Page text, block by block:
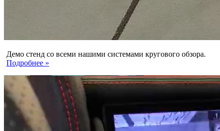
Демо стенд со всеми нашими системами кругового обзора.
Подробнее »